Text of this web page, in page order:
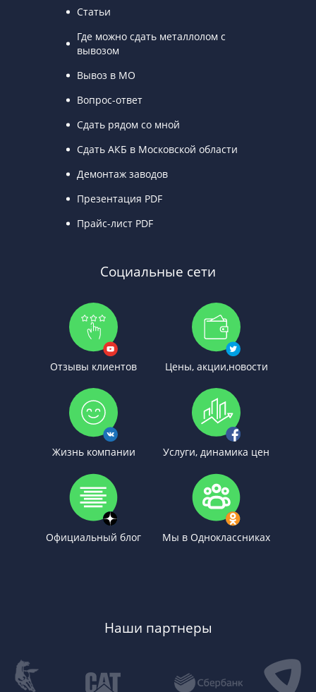
Статьи
Где можно сдать металлолом с
вывозом
Вывоз в МО
Вопрос-ответ
Сдать рядом со мной
Сдать АКБ в Московской области
Демонтаж заводов
Презентация PDF
Прайс-лист PDF
Социальные сети
Отзывы клиентов Цены, акции,новости
Жизнь компании Услуги, динамика цен
Официальный блог Мы в Одноклассниках
Наши партнеры